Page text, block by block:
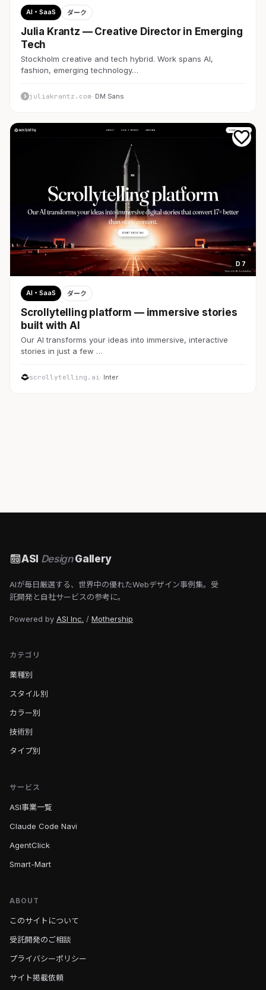
AI・SaaS ダーク
Julia Krantz — Creative Director in Emerging
Tech
Stockholm creative and tech hybrid. Work spans AI,
fashion, emerging technology…
juliakrantz.com· DM Sans
D 7
AI・SaaS ダーク
Scrollytelling platform — immersive stories
built with AI
Our AI transforms your ideas into immersive, interactive
stories in just a few …
scrollytelling.ai· Inter
ASI DesignGallery
AIが毎日厳選する、世界中の優れたWebデザイン事例集。受
託開発と自社サービスの参考に。
Powered by ASI Inc. / Mothership
カテゴリ
業種別
スタイル別
カラー別
技術別
タイプ別
サービス
ASI事業一覧
Claude Code Navi
AgentClick
Smart-Mart
ABOUT
このサイトについて
受託開発のご相談
プライバシーポリシー
サイト掲載依頼